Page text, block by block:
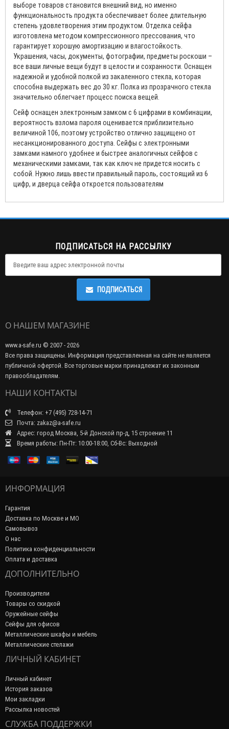
выборе товаров становится внешний вид, но именно
функциональность продукта обеспечивает более длительную
степень удовлетворения этим продуктом. Отделка сейфа
изготовлена методом компрессионного прессования, что
гарантирует хорошую амортизацию и влагостойкость.
Украшения, часы, документы, фотографии, предметы роскоши –
все ваши личные вещи будут в целости и сохранности. Оснащен
надежной и удобной полкой из закаленного стекла, которая
способна выдержать вес до 30 кг. Полка из прозрачного стекла
значительно облегчает процесс поиска вещей.
Сейф оснащен электронным замком с 6 цифрами в комбинации,
вероятность взлома пароля оценивается приблизительно
величиной 106, поэтому устройство отлично защищено от
несанкционированного доступа. Сейфы с электронными
замками намного удобнее и быстрее аналогичных сейфов с
механическими замками, так как ключ не придется носить с
собой. Нужно лишь ввести правильный пароль, состоящий из 6
цифр, и дверца сейфа откроется пользователям
ПОДПИСАТЬСЯ НА РАССЫЛКУ
ПОДПИСАТЬСЯ
О НАШЕМ МАГАЗИНЕ
www.a-safe.ru © 2007 - 2026
Все права защищены. Информация представленная на сайте не является
публичной офертой. Все торговые марки принадлежат их законным
правообладателям.
НАШИ КОНТАКТЫ
Телефон: +7 (495) 728-14-71
Почта: zakaz@a-safe.ru
Адрес: город Москва, 5-й Донской пр-д, 15 строение 11
Время работы: Пн-Пт: 10:00-18:00, Сб-Вс: Выходной
ИНФОРМАЦИЯ
Гарантия
Доставка по Москве и МО
Самовывоз
О нас
Политика конфиденциальности
Оплата и доставка
ДОПОЛНИТЕЛЬНО
Производители
Товары со скидкой
Оружейные сейфы
Сейфы для офисов
Металлические шкафы и мебель
Металлические стелажи
ЛИЧНЫЙ КАБИНЕТ
Личный кабинет
История заказов
Мои закладки
Рассылка новостей
СЛУЖБА ПОДДЕРЖКИ